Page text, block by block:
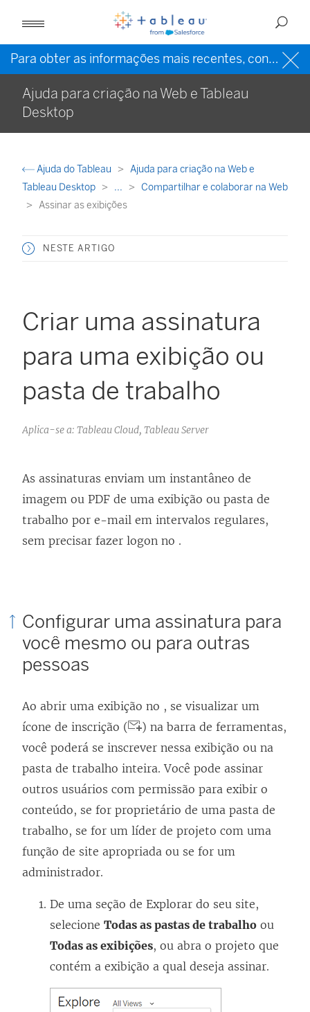
Para obter as informações mais recentes, consulte a
Ajuda para criação na Web e Tableau
Desktop
Ajuda do Tableau
Ajuda para criação na Web e
Tableau Desktop
...
Compartilhar e colaborar na Web
Assinar as exibições
NESTE ARTIGO
Criar uma assinatura
para uma exibição ou
pasta de trabalho
Aplica-se a: Tableau Cloud, Tableau Server
As assinaturas enviam um instantâneo de
imagem ou PDF de uma exibição ou pasta de
trabalho por e-mail em intervalos regulares,
sem precisar fazer logon no .
Configurar uma assinatura para
você mesmo ou para outras
pessoas
Ao abrir uma exibição no , se visualizar um
ícone de inscrição (
) na barra de ferramentas,
você poderá se inscrever nessa exibição ou na
pasta de trabalho inteira. Você pode assinar
outros usuários com permissão para exibir o
conteúdo, se for proprietário de uma pasta de
trabalho, se for um líder de projeto com uma
função de site apropriada ou se for um
administrador.
De uma seção de Explorar do seu site,
selecione Todas as pastas de trabalho ou
Todas as exibições, ou abra o projeto que
contém a exibição a qual deseja assinar.